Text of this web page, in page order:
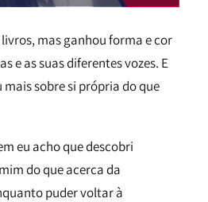
mas ganhou forma e cor
e as suas diferentes vozes. E
sobre si própria do que
eu acho que descobri
do que acerca da
puder voltar à